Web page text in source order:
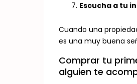
7. Escucha a tu
Cuando una
es una muy buena
Comprar tu
alguien te